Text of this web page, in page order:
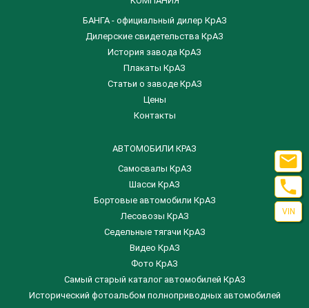
БАНГА - официальный дилер КрАЗ
Дилерские свидетельства КрАЗ
История завода КрАЗ
Плакаты КрАЗ
Статьи о заводе КрАЗ
Цены
Контакты
АВТОМОБИЛИ КРАЗ
Самосвалы КрАЗ
Шасси КрАЗ
Бортовые автомобили КрАЗ
Лесовозы КрАЗ
Седельные тягачи КрАЗ
Видео КрАЗ
Фото КрАЗ
Самый старый каталог автомобилей КрАЗ
Исторический фотоальбом полноприводных автомобилей


VIN